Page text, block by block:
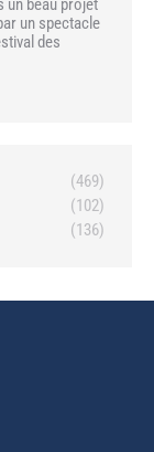
un beau projet
un spectacle
des
(469)
(102)
(136)